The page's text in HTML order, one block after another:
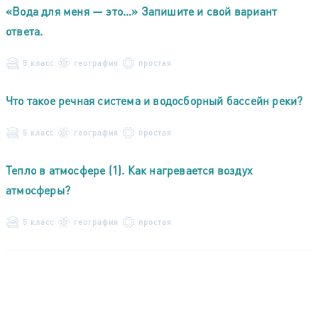
«Вода для меня — это…» Запишите и свой вариант
ответа.
5 класс география простая
Что такое речная система и водосборный бассейн реки?
5 класс география простая
Тепло в атмосфере (1). Как нагревается воздух
атмосферы?
5 класс география простая